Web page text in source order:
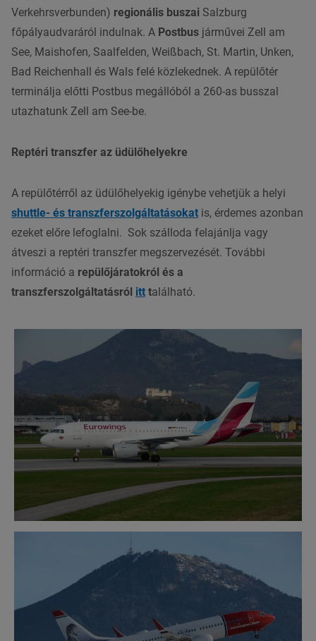
Verkehrsverbunden) regionális buszai Salzburg
főpályaudvaráról indulnak. A Postbus járművei Zell am
See, Maishofen, Saalfelden, Weißbach, St. Martin, Unken,
Bad Reichenhall és Wals felé közlekednek. A repülőtér
terminálja előtti Postbus megállóból a 260-as busszal
utazhatunk Zell am See-be.
Reptéri transzfer az üdülőhelyekre
A repülőtérről az üdülőhelyekig igénybe vehetjük a helyi
shuttle- és transzferszolgáltatásokat is, érdemes azonban
ezeket előre lefoglalni. Sok szálloda felajánlja vagy
átveszi a reptéri transzfer megszervezését. További
információ a repülőjáratokról és a
transzferszolgáltatásról itt található.